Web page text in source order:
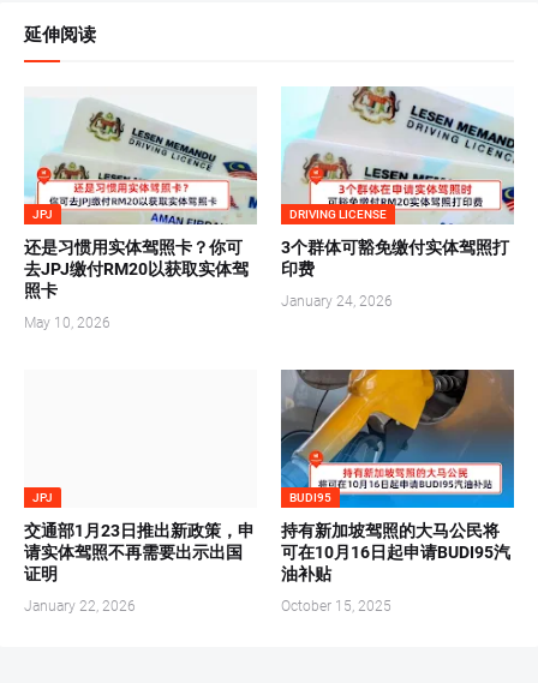
延伸阅读
JPJ
还是习惯用实体驾照卡？你可
去JPJ缴付RM20以获取实体驾
照卡
May 10, 2026
DRIVING LICENSE
3个群体可豁免缴付实体驾照打
印费
January 24, 2026
JPJ
交通部1月23日推出新政策，申
请实体驾照不再需要出示出国
证明
January 22, 2026
BUDI95
持有新加坡驾照的大马公民将
可在10月16日起申请BUDI95汽
油补贴
October 15, 2025